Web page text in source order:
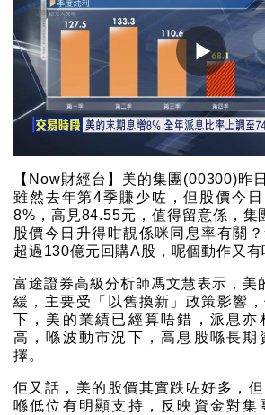
【Now財經台】美的集團(00300)昨
雖然去年第4季賺少咗，但股價今
8%，高見84.55元，值得留意係，集
股價今日升得咁靚係咪同息率有關
超過130億元回購A股，呢個動作又有
富途證券高級分析師馮文慧表示，美
緩，主要受「以舊換新」政策影響
下，美的業績已經算唔錯，派息亦
高，喺波動市況下，高息股喺長期
擇。
佢又話，美的股價其實跌咗好多，
喺低位有明顯支持，反映資金對集